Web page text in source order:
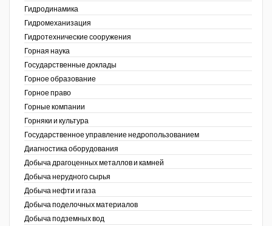
Гидродинамика
Гидромеханизация
Гидротехнические сооружения
Горная наука
Государственные доклады
Горное образование
Горное право
Горные компании
Горняки и культура
Государственное управление недропользованием
Диагностика оборудования
Добыча драгоценных металлов и камней
Добыча нерудного сырья
Добыча нефти и газа
Добыча поделочных материалов
Добыча подземных вод
Разведка и охрана недр
Стандарт качества
Уголь Кузбасса
Химагрегаты